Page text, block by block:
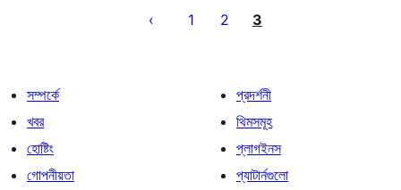
1 2 3
সম্পর্কে
খবর
হোষ্টিং
গোপনীয়তা
প্রদর্শনী
থিমসমূহ
প্লাগইনস
প্যাটার্নগুলো